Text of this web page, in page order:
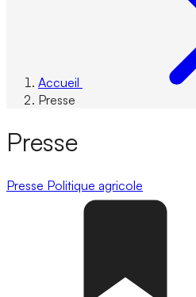
Accueil
Presse
Presse
Presse Politique agricole